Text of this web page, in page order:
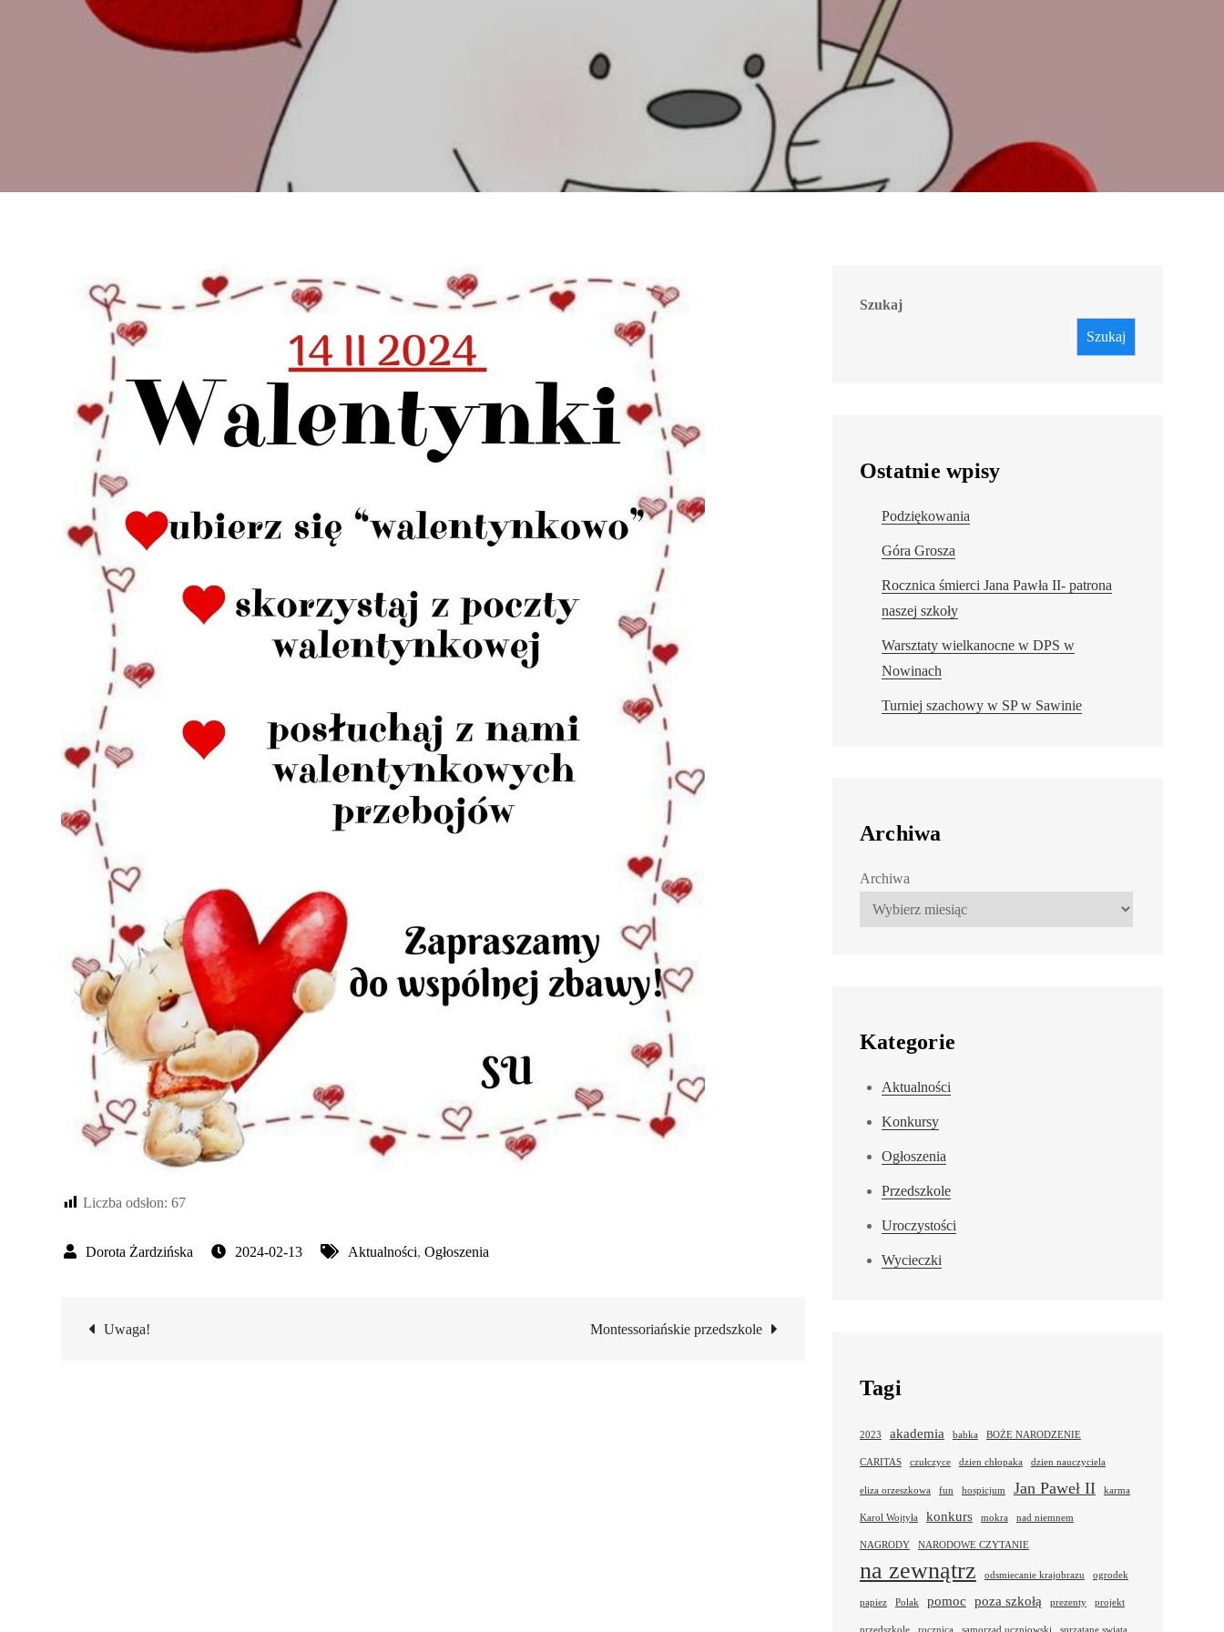
Liczba odsłon: 67
2024-02-13 Aktualności,Ogłoszenia
Nawigacja
Uwaga! Montessoriańskie przedszkole
Szukaj
Szukaj
Ostatnie wpisy
Podziękowania
Góra Grosza
Rocznica śmierci Jana Pawła II- patrona
naszej szkoły
Warsztaty wielkanocne w DPS w
Nowinach
Turniej szachowy w SP w Sawinie
Archiwa
Archiwa
Kategorie
Aktualności
Konkursy
Ogłoszenia
Przedszkole
Uroczystości
Wycieczki
Tagi
2023 akademia babka BOŻE NARODZENIE
CARITAS czułczyce dzien chłopaka dzien nauczyciela
eliza orzeszkowa fun hospicjum Jan Paweł II karma
Karol Wojtyła konkurs mokra nad niemnem
NAGRODY NARODOWE CZYTANIE
na zewnątrz odsmiecanie krajobrazu ogrodek
papiez Polak pomoc poza szkołą prezenty projekt
przedszkole rocznica samorząd uczniowski sprzatane swiata